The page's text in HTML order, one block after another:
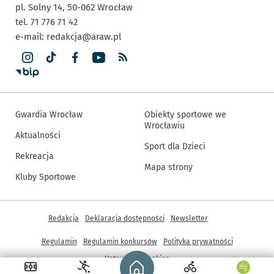
Strona główna - wroclaw.pl
pl. Solny 14, 50-062 Wrocław
tel. 71 776 71 42
e-mail: redakcja@araw.pl
Gwardia Wrocław
Aktualności
Rekreacja
Kluby Sportowe
Obiekty sportowe we
Wrocławiu
Sport dla Dzieci
Mapa strony
Inne informacje
Redakcja Deklaracja dostępności Newsletter
Regulamin Regulamin konkursów
Polityka prywatności
Ustawienia cookies